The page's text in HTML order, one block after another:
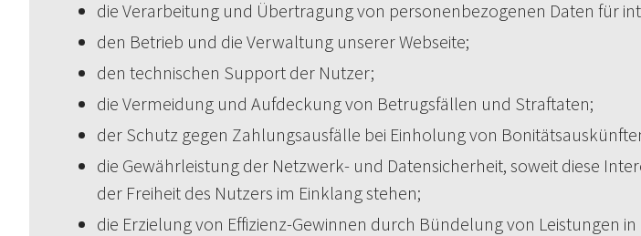
die Verarbeitung und Übertragung von personenbezogenen Daten für
den Betrieb und die Verwaltung unserer Webseite;
den technischen Support der Nutzer;
die Vermeidung und Aufdeckung von Betrugsfällen und Straftaten;
der Schutz gegen Zahlungsausfälle bei Einholung von
die Gewährleistung der Netzwerk- und Datensicherheit, soweit diese
der Freiheit des Nutzers im Einklang stehen;
die Erzielung von Effizienz-Gewinnen durch Bündelung von Leistungen